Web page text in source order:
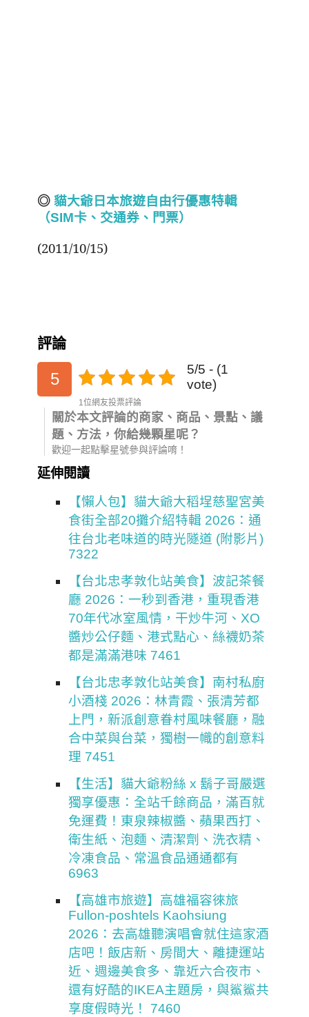
◎ 貓大爺日本旅遊自由行優惠特輯
（SIM卡、交通券、門票）
(2011/10/15)
評論
5
5/5 - (1
vote)
1位網友投票評論
關於本文評論的商家、商品、景點、議
題、方法，你給幾顆星呢？
歡迎一起點擊星號參與評論唷！
延伸閱讀
【懶人包】貓大爺大稻埕慈聖宮美
食街全部20攤介紹特輯 2026：通
往台北老味道的時光隧道 (附影片)
7322
【台北忠孝敦化站美食】波記茶餐
廳 2026：一秒到香港，重現香港
70年代冰室風情，干炒牛河、XO
醬炒公仔麵、港式點心、絲襪奶茶
都是滿滿港味 7461
【台北忠孝敦化站美食】南村私廚
小酒棧 2026：林青霞、張清芳都
上門，新派創意眷村風味餐廳，融
合中菜與台菜，獨樹一幟的創意料
理 7451
【生活】貓大爺粉絲 x 鬍子哥嚴選
獨享優惠：全站千餘商品，滿百就
免運費！東泉辣椒醬、蘋果西打、
衛生紙、泡麵、清潔劑、洗衣精、
冷凍食品、常溫食品通通都有
6963
【高雄市旅遊】高雄福容徠旅
Fullon-poshtels Kaohsiung
2026：去高雄聽演唱會就住這家酒
店吧！飯店新、房間大、離捷運站
近、週邊美食多、靠近六合夜市、
還有好酷的IKEA主題房，與鯊鯊共
享度假時光！ 7460